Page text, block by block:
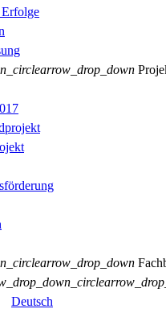
arrow_drop_down
arrow_drop_down
Deutsch